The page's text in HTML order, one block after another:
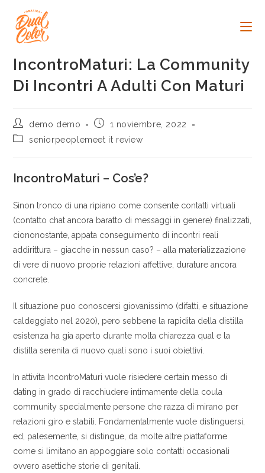
contenido
IncontroMaturi: La Community
Di Incontri A Adulti Con Maturi
Autor
de
la
demo demo
Publicación
la
1 noviembre, 2022
Categoría
entrada:
seniorpeoplemeet it review
IncontroMaturi – Cos’e?
Sinon tronco di una ripiano come consente contatti virtuali
(contatto chat ancora baratto di messaggi in genere) finalizzati,
ciononostante, appata conseguimento di incontri reali
addirittura – giacche in nessun caso? – alla materializzazione
di vere di nuovo proprie relazioni affettive, durature ancora
concrete.
Il situazione puo conoscersi giovanissimo (difatti, e situazione
caldeggiato nel 2020), pero sebbene la rapidita della distilla
esistenza ha gia aperto durante molta chiarezza qual e la
distilla serenita di nuovo quali sono i suoi obiettivi.
In attivita IncontroMaturi vuole risiedere certain messo di
dating in grado di racchiudere intimamente della coula
community specialmente persone che razza di mirano per
relazioni giro e stabili. Fondamentalmente vuole distinguersi,
ed, palesemente, si distingue, da molte altre piattaforme
come si limitano an appoggiare solo contatti occasionali
ovvero asettiche storie di genitali.